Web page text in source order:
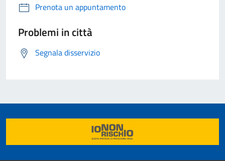
Prenota un appuntamento
Problemi in città
Segnala disservizio